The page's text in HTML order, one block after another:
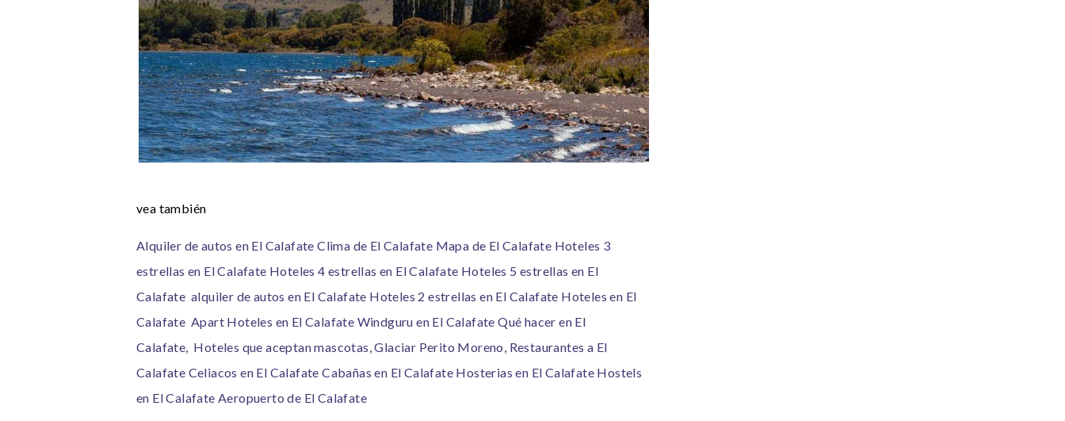
vea también
Alquiler de autos en El Calafate Clima de El Calafate Mapa de El Calafate Hoteles 3
estrellas en El Calafate Hoteles 4 estrellas en El Calafate Hoteles 5 estrellas en El
Calafate alquiler de autos en El Calafate Hoteles 2 estrellas en El Calafate Hoteles en El
Calafate Apart Hoteles en El Calafate Windguru en El Calafate Qué hacer en El
Calafate, Hoteles que aceptan mascotas,Glaciar Perito Moreno, Restaurantes a El
Calafate Celiacos en El Calafate Cabañas en El Calafate Hosterias en El Calafate Hostels
en El Calafate Aeropuerto de El Calafate